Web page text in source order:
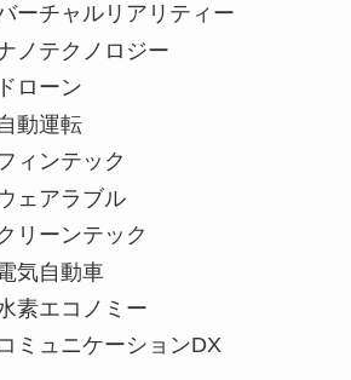
ーチャルリアリティー
ノテクノロジー
ローン
動運転
ィンテック
ェアラブル
リーンテック
気自動車
素エコノミー
ミュニケーションDX